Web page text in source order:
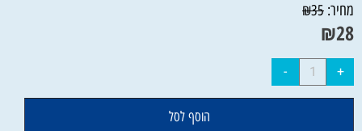
מחיר: ₪35
₪28
הוסף לסל